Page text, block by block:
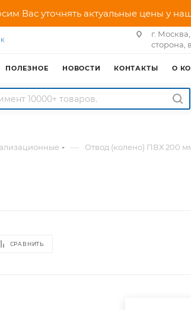
Вас уточнять актуальные цены у
г.
сторона,
ПОЛЕЗНОЕ НОВОСТИ КОНТАКТЫ О
— Отвод (колено) ПВХ 200
СРАВНИТЬ